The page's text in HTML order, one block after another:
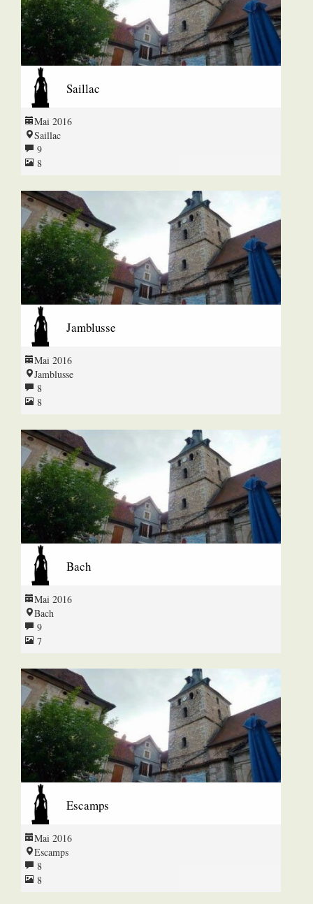
Saillac
Mai 2016
Saillac
9
8
Jamblusse
Mai 2016
Jamblusse
8
8
Bach
Mai 2016
Bach
9
7
Escamps
Mai 2016
Escamps
8
8